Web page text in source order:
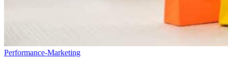
Performance-Marketing